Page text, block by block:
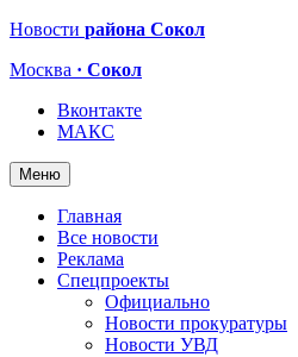
Новости района Сокол
Москва · Сокол
Вконтакте
МАКС
Меню
Главная
Все новости
Реклама
Спецпроекты
Официально
Новости прокуратуры
Новости УВД